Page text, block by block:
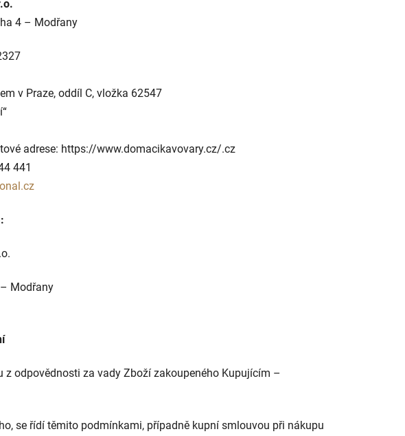
4 – Modřany
v Praze, oddíl C, vložka 62547
adrese: https://www.domacikavovary.cz/.cz
441
Modřany
odpovědnosti za vady Zboží zakoupeného Kupujícím –
se řídí těmito podmínkami, případně kupní smlouvou při nákupu